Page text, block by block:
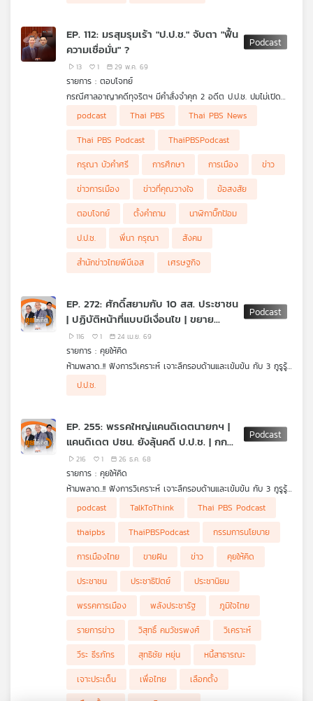
เรา
EP. 112: มรสุมรุมเร้า "ป.ป.ช." จับตา "ฟื้น
ความเชื่อมั่น" ?
13 1 29 พ.ค. 69
รายการ : ตอบโจทย์
กรณีศาลอาญาคดีทุจริตฯ มีคำสั่งจำคุก 2 อดีต ป.ป.ช. ปมไม่เปิด
ผอ.สำนักสืบสวนฯ และแนวทางฟื้นความเชื่อมั่นต่อ ป.ป.ช.
รศ. ดร.เจษฎ์ โทณะวณิก อดีตที่ปรึกษากรรมการร่าง
รัฐธรรมนูญ (กรธ.)
ดร.ดิเรกฤทธิ์ เจนครองธรรม ประธานสถาบันประชาธิปไตย
สุจริต และอดีตสมาชิกวุฒิสภา
podcast Thai PBS
Thai PBS News
Thai PBS Podcast
ThaiPBSPodcast
กรุณา บัวคำศรี
การศึกษา การเมือง
ข่าว
ข่าวการเมือง
ข่าวที่คุณวางใจ
ข้อสงสัย
ตอบโจทย์
ตั้งคำถาม
นาฬิกาบิ๊กป้อม
ป.ป.ช.
พี่นา กรุณา
สังคม
สำนักข่าวไทยพีบีเอส
เศรษฐกิจ
EP. 272: ศักดิ์สยามกับ 10 สส. ประชาชน
| ปฏิบัติหน้าที่แบบมีเงื่อนไข | ขยาย
เพดานหนี้สาธารณะ
116 1 24 เม.ย. 69
รายการ : คุยให้คิด
ห้ามพลาด..!! ฟังการวิเคราะห์ เจาะลึกรอบด้านและเข้มข้น กับ 3 กูรูรู้
ข่าว สุทธิชัย หยุ่น, วีระ ธีรภัทร และ วิสุทธิ์ คมวัชรพงศ์ กับประเด็น
ข่าวร้อน
- ถอดวิธีคิด ป.ป.ช. กรณี "ศักดิ์สยาม-10 สส. ประชาชน"
- คำตัดสินของ ป.ป.ช. จะส่งผลต่อความไว้วางใจในรัฐบาลมากแค่ไหน
เงื่อนไข
- เลือกตั้ง "สก.-ผู้ว่าฯ กทม." สนามแข่งขันที่พรรคใหญ่ไม่ควรมอง
ข้าม
- รัฐบาลจะขยายเพดานหนี้สาธารณะ เพื่อกู้เงินมากระตุ้นเศรษฐกิจ
เพิ่มหรือไม่ ?
ป.ป.ช.
EP. 255: พรรคใหญ่แคนดิเดตนายกฯ |
แคนดิเดต ปชน. ยังลุ้นคดี ป.ป.ช. | กกต.
กับนโยบายขายฝันประชานิยม
216 1 26 ธ.ค. 68
รายการ : คุยให้คิด
ห้ามพลาด..!! ฟังการวิเคราะห์ เจาะลึกรอบด้านและเข้มข้น กับ 3 กูรูรู้
ข่าวร้อน
กำกับการบริหารหนี้สาธารณะ
- พรรคใหญ่เปิดตัว "แคนดิเดตนายกฯ-รองนายกฯ" ชัดเจนแล้ว
- "แคนดิเดตนายกฯ-รองนายกฯ" พรรคภูมิใจไทยไม่พลิกโผ
- ประชาธิปัตย์เปิดตัวแคนดิเดตนายกฯ ครบ 3 คน
- แคนดิเดตนายกฯ พรรคเพื่อไทย ทำไมต้องเป็น 3 คนนี้ ?
- พรรคประชาชนยังน่าเป็นห่วง แคนดิเดตนายกฯ ยังต้องลุ้นผลคดี
- สงครามประกาศ "ไม่จับมือ" ระหว่างพรรคการเมืองใหญ่ก่อนการ
- กกต. กับบทบาทการตรวจสอบ "นโยบายขายฝันประชานิยม"
- พปชร. ยังไปต่อกับการเมืองไทยหรือไม่ ?
- "ฝุ่นยังตลบ ภาพยังไม่ชัด" สูตรผสมการจับมือหลังเลือกตั้งจะเป็น
podcast TalkToThink
Thai PBS Podcast
thaipbs
ThaiPBSPodcast
กรรมการนโยบาย
การเมืองไทย
ขายฝัน ข่าว
คุยให้คิด
ประชาชน
ประชาธิปัตย์
ประชานิยม
พรรคการเมือง
พลังประชารัฐ
ภูมิใจไทย
รายการข่าว
วิสุทธิ์ คมวัชรพงศ์
วิเคราะห์
วีระ ธีรภัทร
สุทธิชัย หยุ่น
หนี้สาธารณะ
เจาะประเด็น
เพื่อไทย
เลือกตั้ง